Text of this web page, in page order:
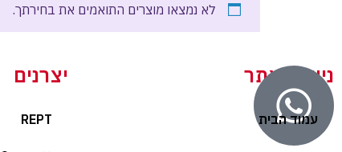
לא נמצאו מוצרים התואמים את בחירתך.
ניווט באתר
עמוד הבית
יצרנים
REPT